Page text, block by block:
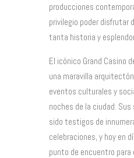
producciones
privilegio poder disfrutar
tanta historia y
El icónico Grand Casino
una maravilla
eventos culturales y
noches de la ciudad.
sido testigos de
celebraciones, y hoy en
punto de encuentro